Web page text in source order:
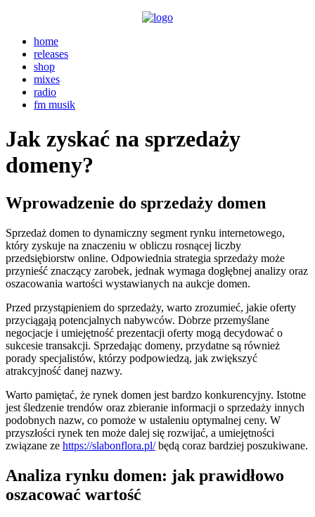
home
releases
shop
mixes
radio
fm musik
Jak zyskać na sprzedaży
domeny?
Wprowadzenie do sprzedaży domen
Sprzedaż domen to dynamiczny segment rynku internetowego,
który zyskuje na znaczeniu w obliczu rosnącej liczby
przedsiębiorstw online. Odpowiednia strategia sprzedaży może
przynieść znaczący zarobek, jednak wymaga dogłębnej analizy oraz
oszacowania wartości wystawianych na aukcje domen.
Przed przystąpieniem do sprzedaży, warto zrozumieć, jakie oferty
przyciągają potencjalnych nabywców. Dobrze przemyślane
negocjacje i umiejętność prezentacji oferty mogą decydować o
sukcesie transakcji. Sprzedając domeny, przydatne są również
porady specjalistów, którzy podpowiedzą, jak zwiększyć
atrakcyjność danej nazwy.
Warto pamiętać, że rynek domen jest bardzo konkurencyjny. Istotne
jest śledzenie trendów oraz zbieranie informacji o sprzedaży innych
podobnych nazw, co pomoże w ustaleniu optymalnej ceny. W
przyszłości rynek ten może dalej się rozwijać, a umiejętności
związane ze https://slabonflora.pl/będą coraz bardziej poszukiwane.
Analiza rynku domen: jak prawidłowo
oszacować wartość